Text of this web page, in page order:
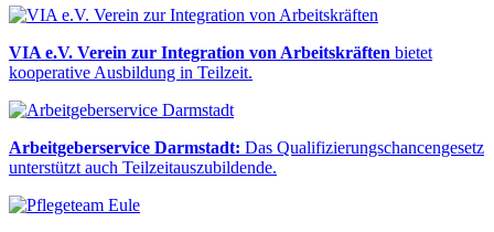
VIA e.V. Verein zur Integration von Arbeitskräften bietet
kooperative Ausbildung in Teilzeit.
Arbeitgeberservice Darmstadt: Das Qualifizierungschancengesetz
unterstützt auch Teilzeitauszubildende.